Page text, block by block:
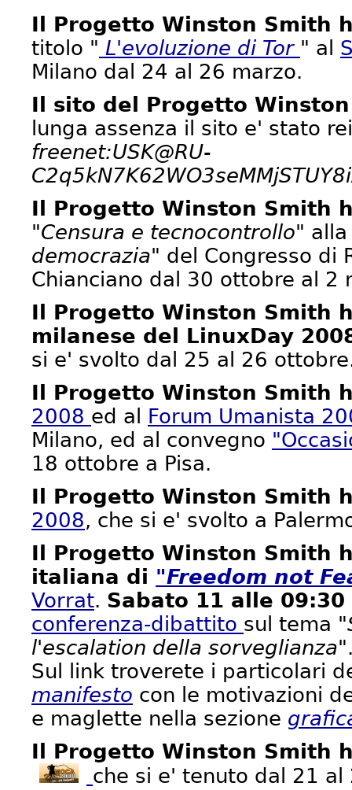
Il Progetto Winston Smith
titolo " L'evoluzione di Tor " al
Milano dal 24 al 26 marzo.
Il sito del Progetto
lunga assenza il sito e' stato
freenet:USK@RU-
Il Progetto Winston Smith
"Censura e tecnocontrollo"
democrazia" del Congresso di
Chianciano dal 30 ottobre al 2
Il Progetto Winston Smith
milanese del LinuxDay
si e' svolto dal 25 al 26
Il Progetto Winston Smith
2008 ed al Forum Umanista
Milano, ed al convegno
18 ottobre a Pisa.
Il Progetto Winston Smith
2008, che si e' svolto a
Il Progetto Winston Smith
italiana di "Freedom not
Vorrat. Sabato 11 alle 09:30
conferenza-dibattito sul tema
l'escalation della sorveglianza"
Sul link troverete i particolari
manifesto con le motivazioni
e maglette nella sezione
Il Progetto Winston Smith
che si e' tenuto dal 21 al